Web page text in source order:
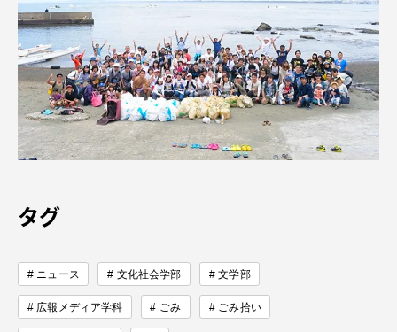
タグ
ニュース 文化社会学部 文学部
広報メディア学科 ごみ ごみ拾い
TOKAIスポーツ
ニュースリリース
認証評価